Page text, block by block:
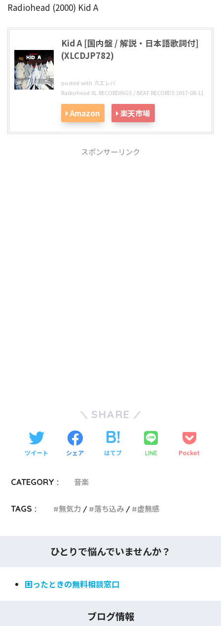
Radiohead (2000) Kid A
Kid A [国内盤 / 解説・日本語歌詞付]
(XLCDJP782)
posted with カエレバ
Radiohead XL RECORDINGS / BEAT RECORDS 2017-08-11
Amazon 楽天市場
スポンサーリンク
SHARE
ツイート シェア はてブ LINE Pocket
CATEGORY : 音楽
TAGS : 無気力 落ち込み 虚無感
ひとりで悩んでいませんか？
困ったときの無料相談窓口
ブログ情報